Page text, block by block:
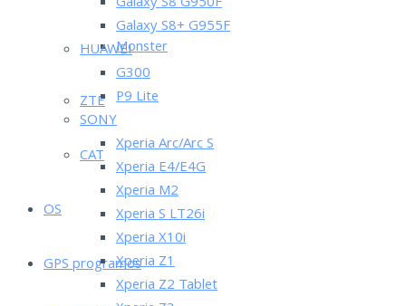
Monster
ZTE
CAT
OS
GPS programos
Galaxy S8+ G955F
HUAWEI
G300
P9 Lite
SONY
Xperia Arc/Arc S
Xperia E4/E4G
Xperia M2
Xperia S LT26i
Xperia X10i
Xperia Z1
Xperia Z2 Tablet